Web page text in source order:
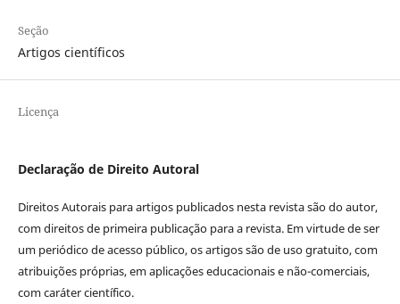
Seção
Artigos científicos
Licença
Declaração de Direito Autoral
Direitos Autorais para artigos publicados nesta revista são do autor,
com direitos de primeira publicação para a revista. Em virtude de ser
um periódico de acesso público, os artigos são de uso gratuito, com
atribuições próprias, em aplicações educacionais e não-comerciais,
com caráter científico.